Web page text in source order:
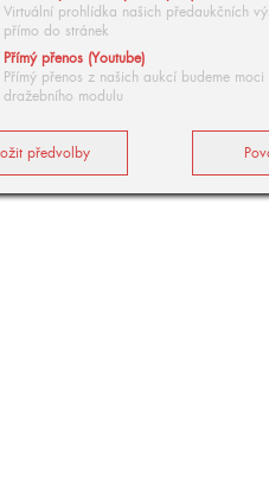
Virtuální prohlídka našich předaukčních
přímo do stránek
Přímý přenos (Youtube)
Přímý přenos z našich aukcí budeme
dražebního modulu